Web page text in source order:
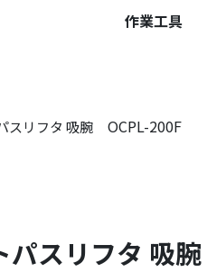
作業工具
スリフタ 吸腕OCPL-200F
パスリフタ 吸